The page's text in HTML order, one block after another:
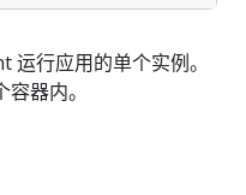
行应用的单个实例。
器内。